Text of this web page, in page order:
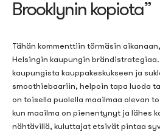
Brooklynin kopiota”
Tähän kommenttiin törmäsin
Helsingin kaupungin
kaupungista kauppakeskukseen ja
smoothiebaariin, helpoin tapa luoda
on toisella puolella maailmaa olevan
kun maailma on pienentynyt ja lähes
nähtävillä, kuluttajat etsivät pintaa